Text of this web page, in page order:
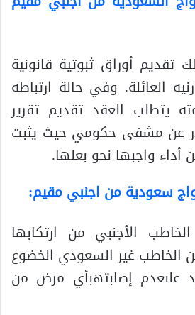
تقديم أوراق ثبوتية قانونية
العائلة. وفي حالة ارتباطه
يتطلب العقد تقديم تقرير
عن مشفى حكومي حيث يثبت
أداء واجبها نحو بعلها.
سعودية من اجنبي مقيم:
الأجنبي من ارتكابها
الخاطب غير السعودي الخضوع
علىعدم إصابتهبأي مرض من